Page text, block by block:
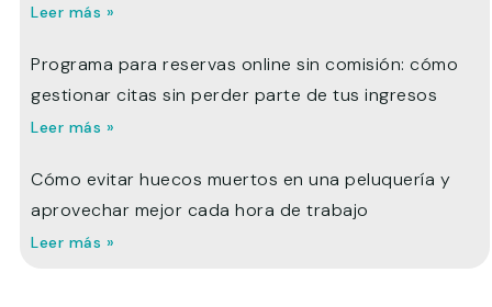
Leer más »
Programa para reservas online sin comisión: cómo
gestionar citas sin perder parte de tus ingresos
Leer más »
Cómo evitar huecos muertos en una peluquería y
aprovechar mejor cada hora de trabajo
Leer más »